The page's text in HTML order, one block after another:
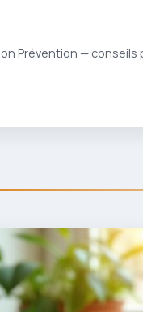
Prévention —